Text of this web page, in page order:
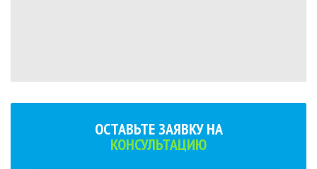
ОСТАВЬТЕ ЗАЯВКУ НА
КОНСУЛЬТАЦИЮ